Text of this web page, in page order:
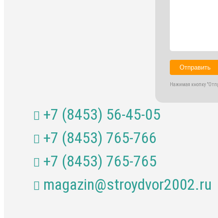
Отправить
Нажимая кнопку
+7 (8453) 56-45-05
+7 (8453) 765-766
+7 (8453) 765-765
magazin@stroydvor2002.ru